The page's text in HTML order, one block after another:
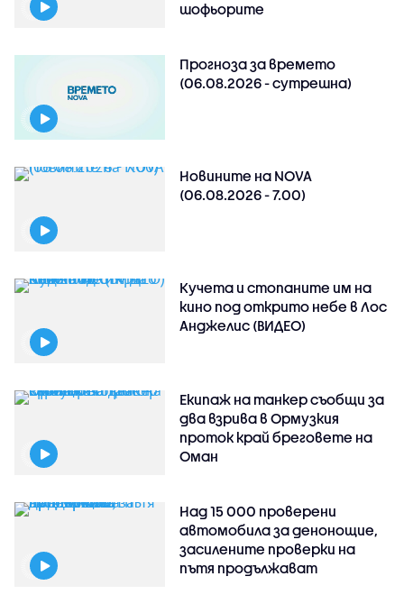
шофьорите
Прогноза за времето
(06.08.2026 - сутрешна)
Новините на NOVA
(06.08.2026 - 7.00)
Кучета и стопаните им на
кино под открито небе в Лос
Анджелис (ВИДЕО)
Екипаж на танкер съобщи за
два взрива в Ормузкия
проток край бреговете на
Оман
Над 15 000 проверени
автомобила за денонощие,
засилените проверки на
пътя продължават